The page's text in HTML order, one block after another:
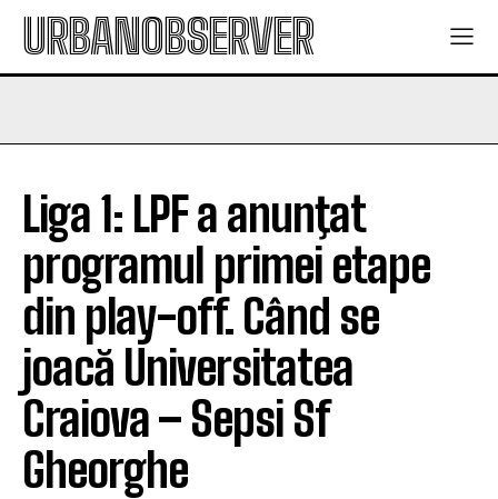
URBANOBSERVER
Liga 1: LPF a anunţat
programul primei etape
din play-off. Când se
joacă Universitatea
Craiova – Sepsi Sf
Gheorghe